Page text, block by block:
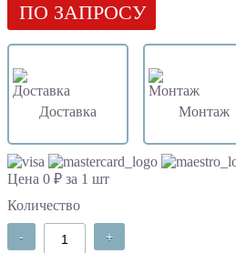
ПО ЗАПРОСУ
Доставка Монтаж
Цена 0 ₽ за 1 шт
Количество
- +